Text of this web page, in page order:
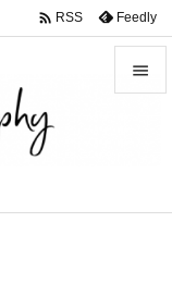

 RSS Feedly